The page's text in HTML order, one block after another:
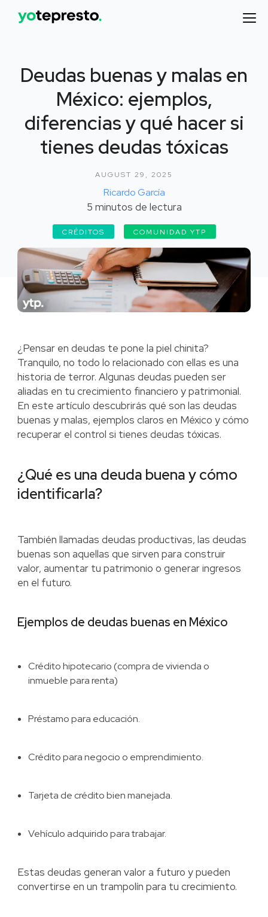
Deudas buenas y malas en
México: ejemplos,
diferencias y qué hacer si
tienes deudas tóxicas
AUGUST 29, 2025
Ricardo García
5 minutos de lectura
CRÉDITOS COMUNIDAD YTP
¿Pensar en deudas te pone la piel chinita?
Tranquilo, no todo lo relacionado con ellas es una
historia de terror. Algunas deudas pueden ser
aliadas en tu crecimiento financiero y patrimonial.
En este artículo descubrirás qué son las deudas
buenas y malas, ejemplos claros en México y cómo
recuperar el control si tienes deudas tóxicas.
¿Qué es una deuda buena y cómo
identificarla?
También llamadas deudas productivas, las deudas
buenas son aquellas que sirven para construir
valor, aumentar tu patrimonio o generar ingresos
en el futuro.
Ejemplos de deudas buenas en México
Crédito hipotecario (compra de vivienda o
inmueble para renta)
Préstamo para educación.
Crédito para negocio o emprendimiento.
Tarjeta de crédito bien manejada.
Vehículo adquirido para trabajar.
Estas deudas generan valor a futuro y pueden
convertirse en un trampolín para tu crecimiento.